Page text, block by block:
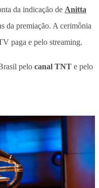
da indicação de Anitta
da premiação. A cerimônia
paga e pelo streaming.
pelo canal TNT e pelo